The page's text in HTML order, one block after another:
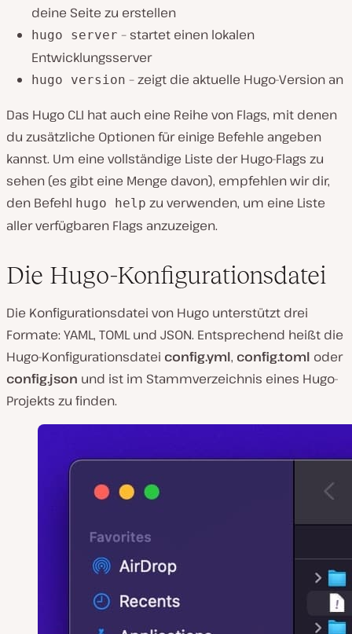
deine Seite zu erstellen
hugo server – startet einen lokalen
Entwicklungsserver
hugo version – zeigt die aktuelle Hugo-Version an
Das Hugo CLI hat auch eine Reihe von Flags, mit denen
du zusätzliche Optionen für einige Befehle angeben
kannst. Um eine vollständige Liste der Hugo-Flags zu
sehen (es gibt eine Menge davon), empfehlen wir dir,
den Befehl hugo help zu verwenden, um eine Liste
aller verfügbaren Flags anzuzeigen.
Die Hugo-Konfigurationsdatei
Die Konfigurationsdatei von Hugo unterstützt drei
Formate: YAML, TOML und JSON. Entsprechend heißt die
Hugo-Konfigurationsdatei config.yml, config.toml oder
config.json und ist im Stammverzeichnis eines Hugo-
Projekts zu finden.